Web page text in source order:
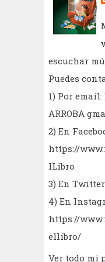
escuchar
Puedes
1) Por
ARROBA
2) En
https://
lLibro
3) En
4) En
https://
ellibro/
Ver todo mi